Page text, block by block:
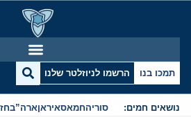
תמכו בנו הרשמו לניוזלטר שלנו
נושאים חמים: סוריהחמאסאיראןארה”ב